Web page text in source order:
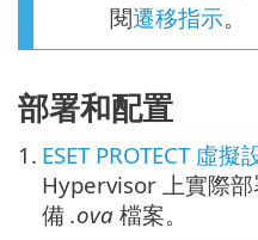
閱遷移指示。
部署和配置
1. ESET PROTECT 虛
Hypervisor 上實際部
備 .ova 檔案。